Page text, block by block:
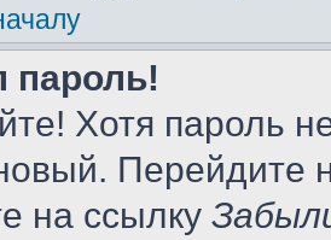
пароль!
Хотя пароль
Перейдите
на ссылку